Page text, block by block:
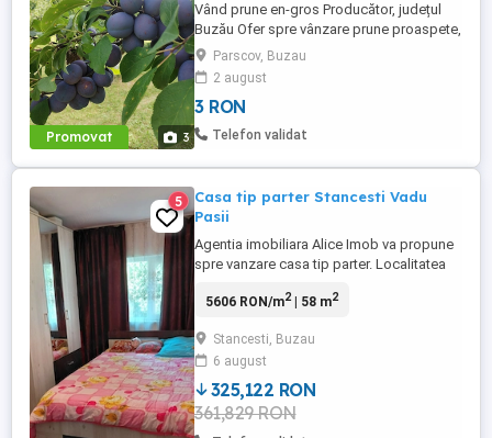
Promovat 3
Vând prune en-gros Producător, județul
Buzău Ofer spre vânzare prune proaspete,
direct din livadă, disponibile pentru
recoltare. Potrivite pentru: procesare (gem,
magiun, compot) distilare (țuică) consum
Disponibilă o cantitate de aproximativ
1000 kg. Preț: 3 lei kg Județul Buzău Se
Parscov, Buzau
2 august
3 RON
Telefon validat
5
Casa tip parter Stancesti Vadu
Pasii
Agentia imobiliara Alice Imob va propune
spre vanzare casa tip parter. Localitatea
2 corpuri, C1 si C2 constructii din 1960-
amprenta de 56mp care necesita renovare
sau demolare. C2 cu o amprenta de 62mp,
constructie ...
5606 RON/m2| 58 m2
Stancesti, Buzau
6 august
325,122 RON
361,829 RON